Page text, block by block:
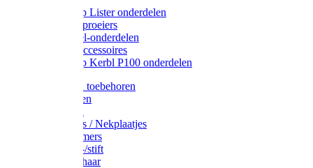
Weidepomp Lister onderdelen
Nippels / Sproeiers
Drinknippel-onderdelen
Drinkbak accessoires
Weidepomp Kerbl P100 onderdelen
Oormerken toebehoren
Enkelbanden
Halsplaatjes / Nekplaatjes
Kokernummers
Merkspray-/stift
Veemerkschaar